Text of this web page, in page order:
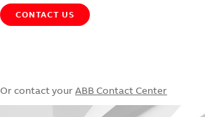
CONTACT US
Or contact your ABB Contact Center